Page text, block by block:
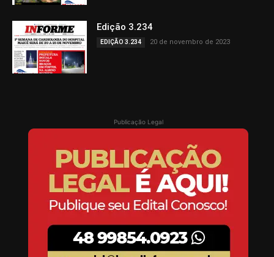
Edição 3.234
EDIÇÃO 3.234 20 de novembro de 2023
Publicação Legal